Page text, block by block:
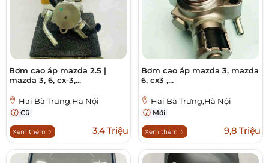
Bơm cao áp mazda 2.5 |
mazda 3, 6, cx-3,...
Hai Bà Trưng,Hà Nội
Cũ
Xem thêm 3,4 Triệu
Bơm cao áp mazda 3, mazda
6, cx3 ,...
Hai Bà Trưng,Hà Nội
Mới
Xem thêm 9,8 Triệu